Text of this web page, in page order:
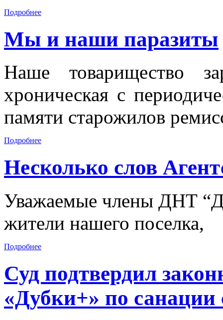
Подробнее
Мы и наши паразиты
Наше товарищество
хроническая с
памяти старожилов
Подробнее
Несколько слов
Уважаемые члены ДНТ
жители нашего поселка,
Подробнее
Суд подтвердил
«Дубки+» по санации